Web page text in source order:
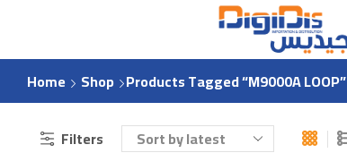
Home Shop Products Tagged “M9000A LOOP”
Filters